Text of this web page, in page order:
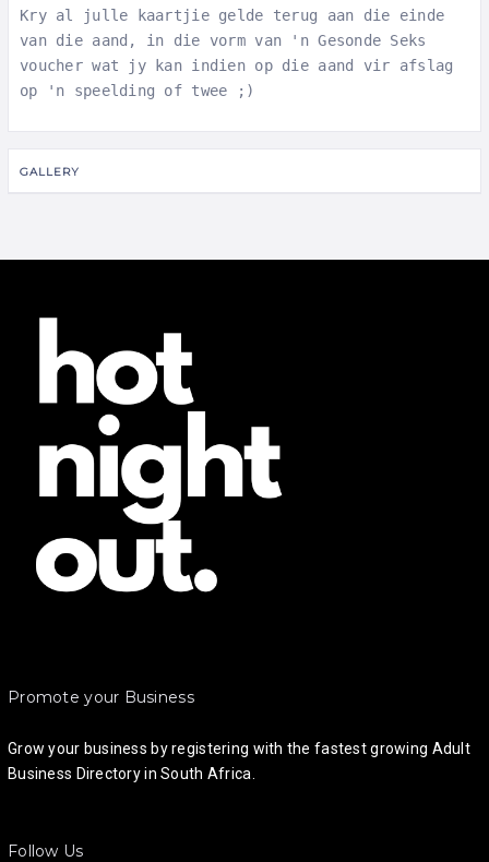
Kry al julle kaartjie gelde terug aan die einde
van die aand, in die vorm van 'n Gesonde Seks
voucher wat jy kan indien op die aand vir afslag
op 'n speelding of twee ;)
GALLERY
Promote your Business
Grow your business by registering with the fastest growing Adult
Business Directory in South Africa.
Follow Us